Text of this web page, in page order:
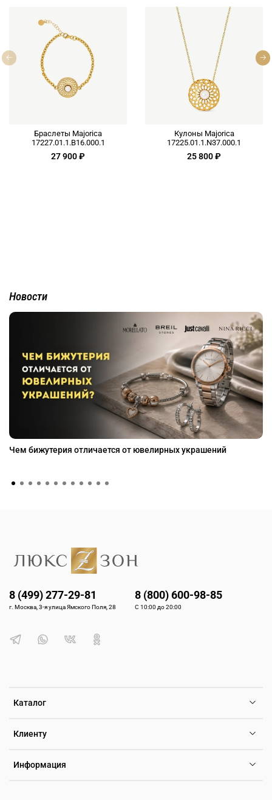
Браслеты Majorica
17227.01.1.B16.000.1
27 900 ₽
Кулоны Majorica
17225.01.1.N37.000.1
25 800 ₽
Новости
Чем бижутерия отличается от ювелирных украшений
Каталог
Клиенту
Информация
8 (499) 277-29-81
г. Москва, 3-я улица Ямского Поля, 28
8 (800) 600-98-85
С 10:00 до 20:00